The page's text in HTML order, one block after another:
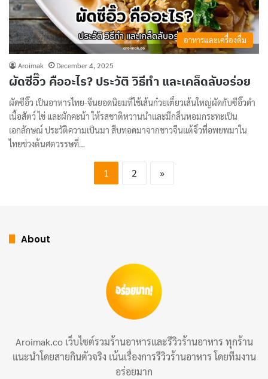
อาหารและเครื่องดื่ม
Aroimak December 4, 2025
ผัดซีอิ๊ว คืออะไร? ประวัติ วิธีทำ และเคล็ดลับอร่อย
ผัดซีอิ๊ว เป็นอาหารไทย-จีนยอดนิยมที่ใช้เส้นก๋วยเตี๋ยวเส้นใหญ่ผัดกับซีอิ๊วดำ
เนื้อสัตว์ ไข่ และผักคะน้า ให้รสชาติหวานนำและมีกลิ่นหอมกระทะเป็น
เอกลักษณ์ ประวัติความเป็นมา สืบทอดมาจากชาวจีนแต้จิ๋วที่อพยพมาใน
ไทยช่วงต้นศตวรรษที่…
1 2 »
About
Aroimak.co เว็บไซต์รวมร้านอาหารและรีวิวร้านอาหาร ทุกร้าน
แนะนำโดยสายกินตัวจริง เน้นเรื่องการรีวิวร้านอาหาร โดยทีมงาน
อร่อยมาก